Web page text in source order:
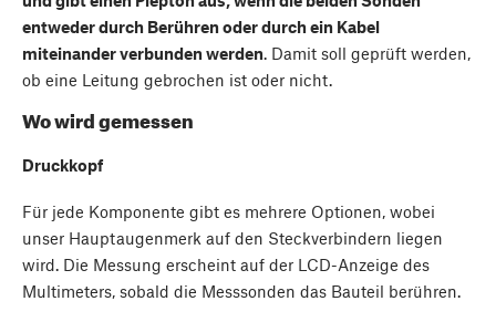
entweder durch Berühren oder durch ein Kabel
miteinander verbunden werden. Damit soll geprüft werden,
ob eine Leitung gebrochen ist oder nicht.
Wo wird gemessen
Druckkopf
Für jede Komponente gibt es mehrere Optionen, wobei
unser Hauptaugenmerk auf den Steckverbindern liegen
wird. Die Messung erscheint auf der LCD-Anzeige des
Multimeters, sobald die Messsonden das Bauteil berühren.